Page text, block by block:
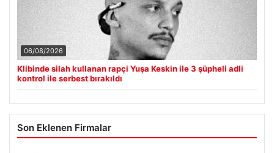
06/08/2026
Klibinde silah kullanan rapçi Yuşa Keskin ile 3 şüpheli adli
kontrol ile serbest bırakıldı
Son Eklenen Firmalar